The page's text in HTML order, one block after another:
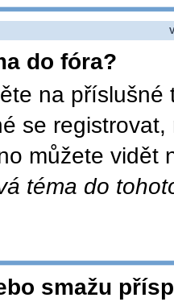
do fóra?
na
se
můžete vidět
téma do
smažu